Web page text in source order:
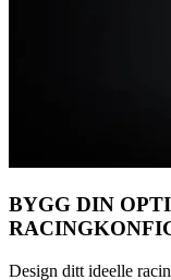
BYGG DIN
Design ditt ideelle